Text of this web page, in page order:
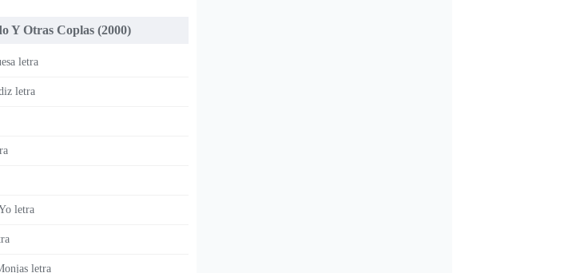
Y Otras Coplas (2000)
letra
letra
letra
letra